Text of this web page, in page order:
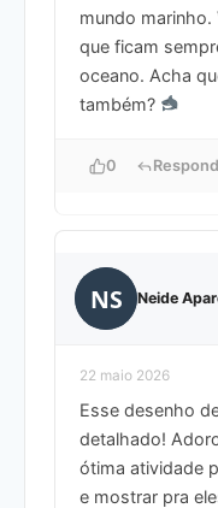
mundo
que ficam
oceano. Acha
também?
0
NS Neide
22 maio 2026
Esse desenho
detalhado!
ótima atividade
e mostrar pra